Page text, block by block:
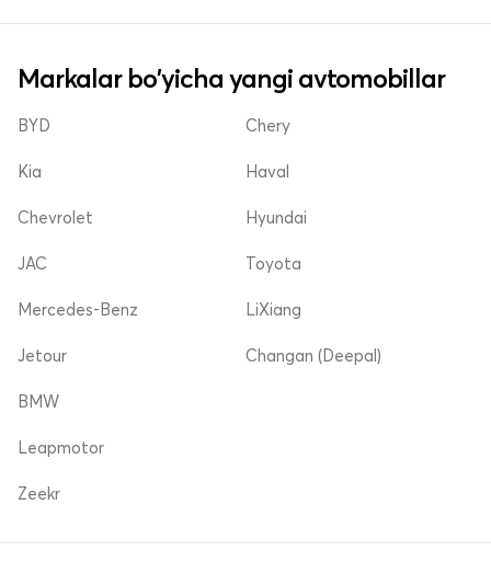
Markalar bo'yicha yangi avtomobillar
BYD
Kia
Chevrolet
Chery
Haval
Hyundai
JAC
Mercedes-Benz
Jetour
Toyota
LiXiang
Changan (Deepal)
BMW
Leapmotor
Zeekr